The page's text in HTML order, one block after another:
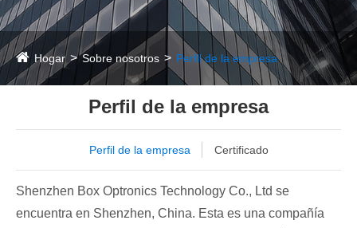
Hogar Sobre nosotros Perfil de la empresa
Perfil de la empresa
Perfil de la empresa Certificado
Shenzhen Box Optronics Technology Co., Ltd se
encuentra en Shenzhen, China. Esta es una compañía